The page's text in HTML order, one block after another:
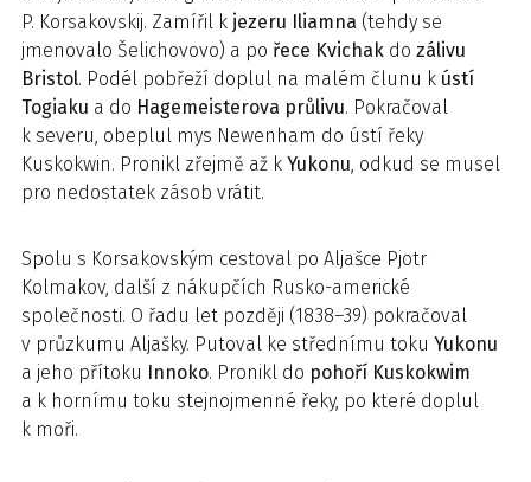
P. Korsakovskij. Zamířil k jezeru Iliamna (tehdy se
jmenovalo Šelichovovo) a po řece Kvichak do zálivu
Bristol. Podél pobřeží doplul na malém člunu k ústí
Togiaku a do Hagemeisterova průlivu. Pokračoval
k severu, obeplul mys Newenham do ústí řeky
Kuskokwin. Pronikl zřejmě až k Yukonu, odkud se musel
pro nedostatek zásob vrátit.
Spolu s Korsakovským cestoval po Aljašce Pjotr
Kolmakov, další z nákupčích Rusko-americké
společnosti. O řadu let později (1838–39) pokračoval
v průzkumu Aljašky. Putoval ke střednímu toku Yukonu
a jeho přítoku Innoko. Pronikl do pohoří Kuskokwim
a k hornímu toku stejnojmenné řeky, po které doplul
k moři.